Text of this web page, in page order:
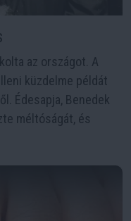
az országot. A
küzdelme példát
Édesapja, Benedek
méltóságát, és